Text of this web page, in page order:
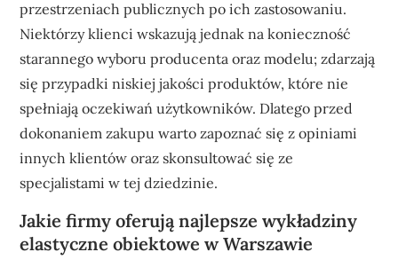
przestrzeniach publicznych po ich zastosowaniu.
Niektórzy klienci wskazują jednak na konieczność
starannego wyboru producenta oraz modelu; zdarzają
się przypadki niskiej jakości produktów, które nie
spełniają oczekiwań użytkowników. Dlatego przed
dokonaniem zakupu warto zapoznać się z opiniami
innych klientów oraz skonsultować się ze
specjalistami w tej dziedzinie.
Jakie firmy oferują najlepsze wykładziny
elastyczne obiektowe w Warszawie